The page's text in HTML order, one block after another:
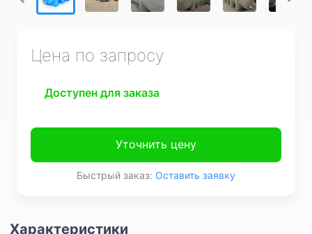
Цена по запросу
Доступен для заказа
Уточнить цену
Быстрый заказ: Оставить заявку